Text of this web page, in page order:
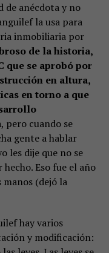
de anécdota y no
la usa para
inmobiliaria por
de la historia,
que se aprobó por
en altura,
en torno a que
pero cuando se
gente a hablar
les dije que no se
Eso fue el año
manos (dejó la
hay varios
y modificación: